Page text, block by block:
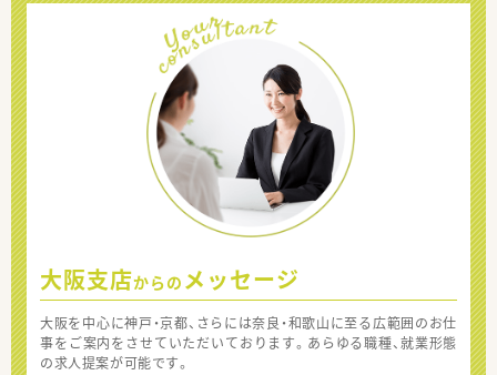
大阪支店からの メッセージ
大阪を中心に神戸・京都、さらには奈良・和歌山に至る広範囲のお仕
事をご案内をさせていただいております。あらゆる職種、就業形態
の求人提案が可能です。